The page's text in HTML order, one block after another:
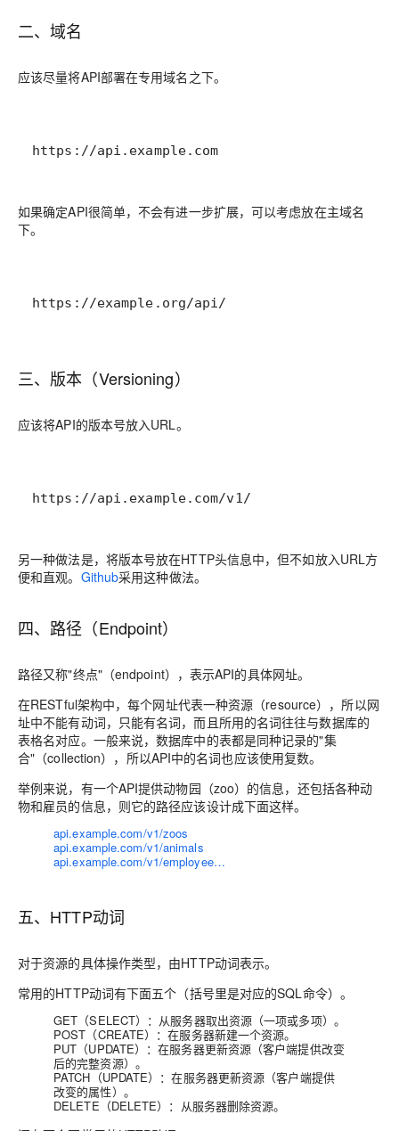
二、域名
应该尽量将API部署在专用域名之下。
https://api.example.com
如果确定API很简单，不会有进一步扩展，可以考虑放在主域名
下。
https://example.org/api/
三、版本（Versioning）
应该将API的版本号放入URL。
https://api.example.com/v1/
另一种做法是，将版本号放在HTTP头信息中，但不如放入URL方
便和直观。 Github采用这种做法。
四、路径（Endpoint）
路径又称"终点"（endpoint），表示API的具体网址。
在RESTful架构中，每个网址代表一种资源（resource），所以网
址中不能有动词，只能有名词，而且所用的名词往往与数据库的
表格名对应。一般来说，数据库中的表都是同种记录的"集
合"（collection），所以API中的名词也应该使用复数。
举例来说，有一个API提供动物园（zoo）的信息，还包括各种动
物和雇员的信息，则它的路径应该设计成下面这样。
api.example.com/v1/zoos
api.example.com/v1/animals
api.example.com/v1/employee…
五、HTTP动词
对于资源的具体操作类型，由HTTP动词表示。
常用的HTTP动词有下面五个（括号里是对应的SQL命令）。
GET（SELECT）：从服务器取出资源（一项或多项）。
POST（CREATE）：在服务器新建一个资源。
PUT（UPDATE）：在服务器更新资源（客户端提供改变
后的完整资源）。
PATCH（UPDATE）：在服务器更新资源（客户端提供
改变的属性）。
DELETE（DELETE）：从服务器删除资源。